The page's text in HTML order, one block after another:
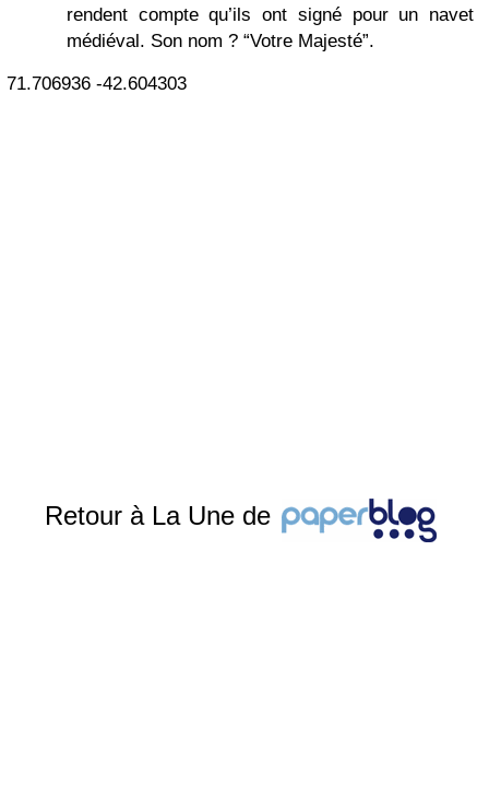
rendent compte qu’ils ont signé pour un navet
médiéval. Son nom ? “Votre Majesté”.
71.706936 -42.604303
Retour à La Une de